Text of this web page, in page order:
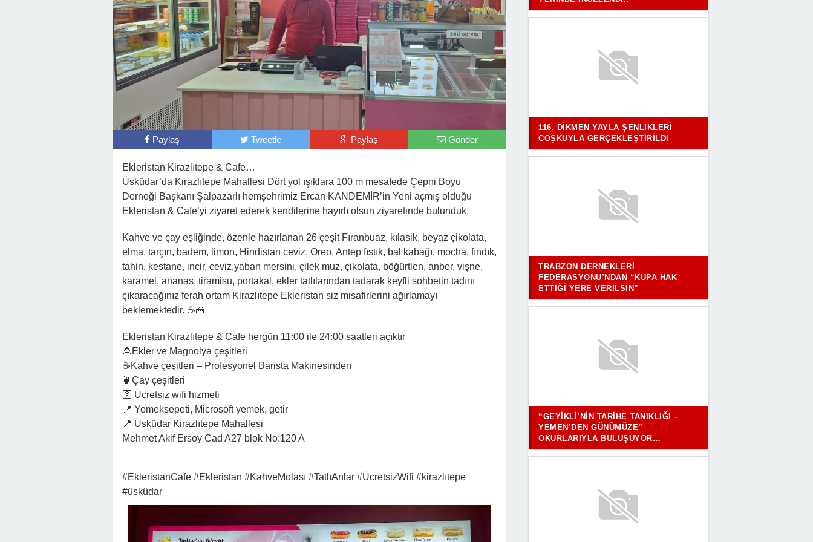
Paylaş Tweetle Paylaş Gönder
Ekleristan Kirazlıtepe & Cafe…
Üsküdar’da Kirazlıtepe Mahallesi Dört yol ışıklara 100 m mesafede Çepni Boyu
Derneği Başkanı Şalpazarlı hemşehrimiz Ercan KANDEMİR’in Yeni açmış olduğu
Ekleristan & Cafe’yi ziyaret ederek kendilerine hayırlı olsun ziyaretinde bulunduk.
Kahve ve çay eşliğinde, özenle hazırlanan 26 çeşit Fıranbuaz, kılasik, beyaz çikolata,
elma, tarçın, badem, limon, Hindistan ceviz, Oreo, Antep fıstık, bal kabağı, mocha, fındık,
tahin, kestane, incir, ceviz,yaban mersini, çilek muz, çikolata, böğürtlen, anber, vişne,
karamel, ananas, tiramisu, portakal, ekler tatlılarından tadarak keyfli sohbetin tadını
çıkaracağınız ferah ortam Kirazlıtepe Ekleristan siz misafirlerini ağırlamayı
beklemektedir. ☕🍰
Ekleristan Kirazlıtepe & Cafe hergün 11:00 ile 24:00 saatleri açıktır
🍮Ekler ve Magnolya çeşitleri
☕Kahve çeşitleri – Profesyonel Barista Makinesinden
🍵Çay çeşitleri
🛜 Ücretsiz wifi hizmeti
📍 Yemeksepeti, Microsoft yemek, getir
📍 Üsküdar Kirazlıtepe Mahallesi
Mehmet Akif Ersoy Cad A27 blok No:120 A
#EkleristanCafe #Ekleristan #KahveMolası #TatlıAnlar #ÜcretsizWifi #kirazlıtepe
#üsküdar
116. DIKMEN YAYLA ŞENLIKLERI
COŞKUYLA GERÇEKLEŞTIRILDI
TRABZON DERNEKLERI
FEDERASYONU’NDAN “KUPA HAK
ETTIĞI YERE VERILSIN”
“GEYIKLI’NIN TARIHE TANIKLIĞI –
YEMEN’DEN GÜNÜMÜZE”
OKURLARIYLA BULUŞUYOR…